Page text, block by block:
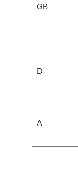
GB
D
A